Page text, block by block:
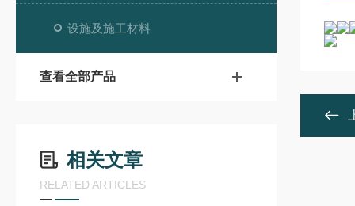
设施及施工材料
查看全部产品
相关文章
RELATED ARTICLES